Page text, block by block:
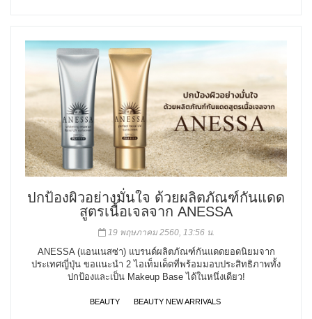
ปกป้องผิวอย่างมั่นใจ ด้วยผลิตภัณฑ์กันแดด
สูตรเนื้อเจลจาก ANESSA
19 พฤษภาคม 2560, 13:56 น.
ANESSA (แอนเนสซ่า) แบรนด์ผลิตภัณฑ์กันแดดยอดนิยมจาก
ประเทศญี่ปุ่น ขอแนะนำ 2 ไอเท็มเด็ดที่พร้อมมอบประสิทธิภาพทั้ง
ปกป้องและเป็น Makeup Base ได้ในหนึ่งเดียว!
BEAUTY BEAUTY NEW ARRIVALS